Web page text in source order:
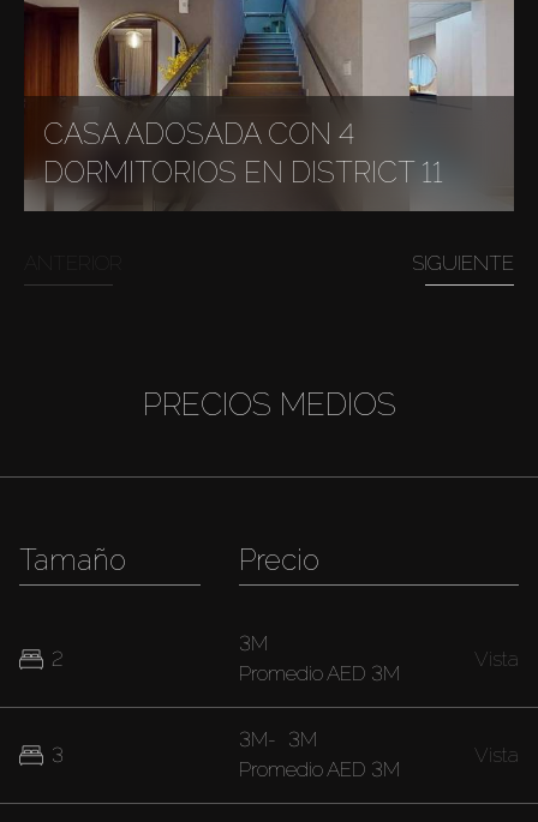
CASA ADOSADA CON 4
DORMITORIOS EN DISTRICT 11
SIGUIENTE
PRECIOS MEDIOS
Tamaño
2
3
Precio
3M
PromedioAED 3M
Vista
3M- 3M
PromedioAED 3M
Vista